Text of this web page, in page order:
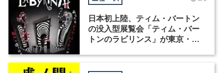
日本初上陸、ティム・バートン
の没入型展覧会「ティム・バー
トンのラビリンス」が東京・豊